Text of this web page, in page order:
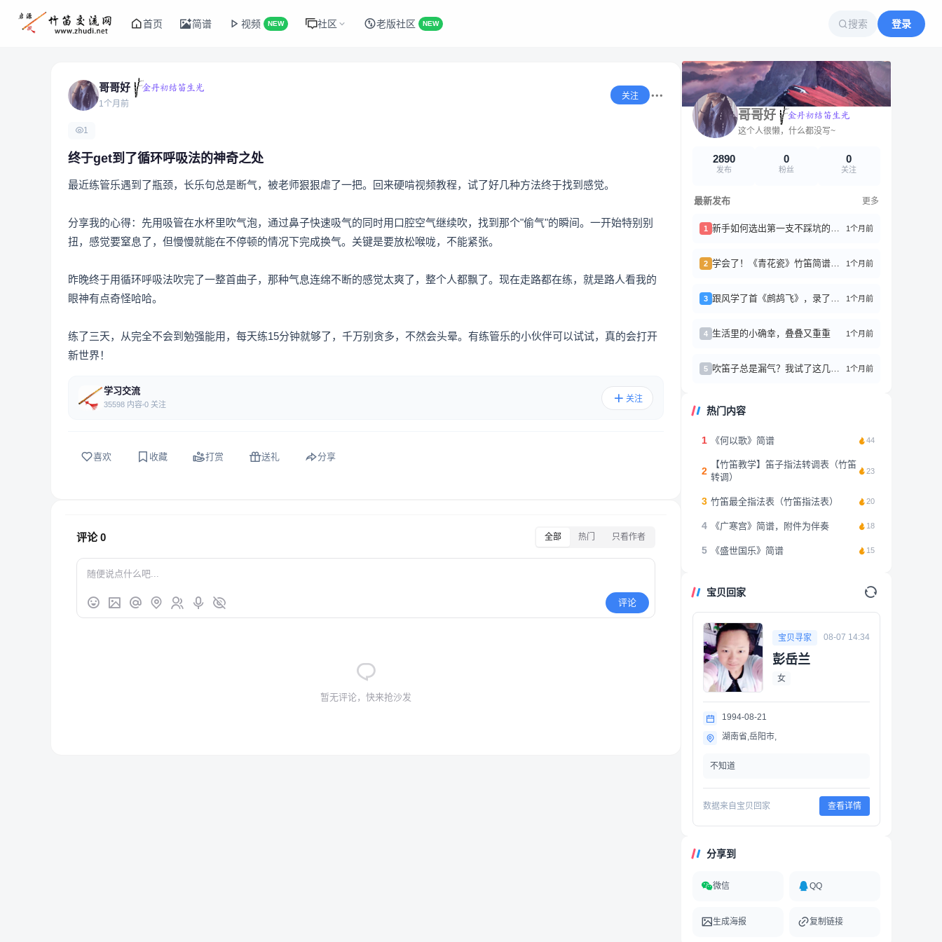
首页 简谱 视频 NEW 社区 老版社区 NEW 搜索 登录
哥哥好
1个月前
关注
1
终于get到了循环呼吸法的神奇之处
最近练管乐遇到了瓶颈，长乐句总是断气，被老师狠狠虐了一把。回来硬啃视频教程，试了好几种方法终于找到感觉。
分享我的心得：先用吸管在水杯里吹气泡，通过鼻子快速吸气的同时用口腔空气继续吹，找到那个"偷气"的瞬间。一开始特别别
扭，感觉要窒息了，但慢慢就能在不停顿的情况下完成换气。关键是要放松喉咙，不能紧张。
昨晚终于用循环呼吸法吹完了一整首曲子，那种气息连绵不断的感觉太爽了，整个人都飘了。现在走路都在练，就是路人看我的
眼神有点奇怪哈哈。
练了三天，从完全不会到勉强能用，每天练15分钟就够了，千万别贪多，不然会头晕。有练管乐的小伙伴可以试试，真的会打开
新世界！
学习交流
35598 内容 0 关注
关注
喜欢 收藏 打赏 送礼 分享
评论0 全部 热门 只看作者
评论
暂无评论，快来抢沙发
哥哥好
这个人很懒，什么都没写~
2890
发布
0
粉丝
0
关注
最新发布 更多
1 新手如何选出第一支不踩坑的竹笛？ 1个月前
2 学会了！《青花瓷》竹笛简谱分享 1个月前
3 跟风学了首《鹧鸪飞》，录了好几遍才稍微能听 1个月前
4 生活里的小确幸，叠叠又重重 1个月前
5 吹笛子总是漏气？我试了这几个方法真的有效！ 1个月前
热门内容
1 《何以歌》简谱 44
2
【竹笛教学】笛子指法转调表（竹笛
转调）
23
3 竹笛最全指法表（竹笛指法表） 20
4 《广寒宫》简谱，附件为伴奏 18
5 《盛世国乐》简谱 15
宝贝回家
宝贝寻家 08-07 14:34
彭岳兰
女
1994-08-21
湖南省,岳阳市,
不知道
数据来自宝贝回家 查看详情
分享到
微信 QQ
生成海报 复制链接